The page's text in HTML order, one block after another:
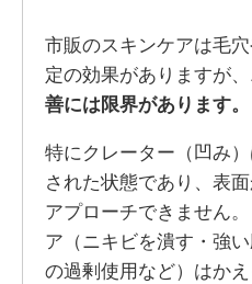
市販のスキンケアは毛
定の効果がありますが
善には限界があります。
特にクレーター（凹み
された状態であり、表
アプローチできません
ア（ニキビを潰す・強
の過剰使用など）はか